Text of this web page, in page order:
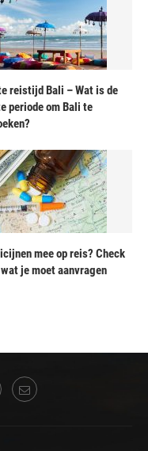
reistijd Bali – Wat is de
periode om Bali te
mee op reis? Check
je moet aanvragen